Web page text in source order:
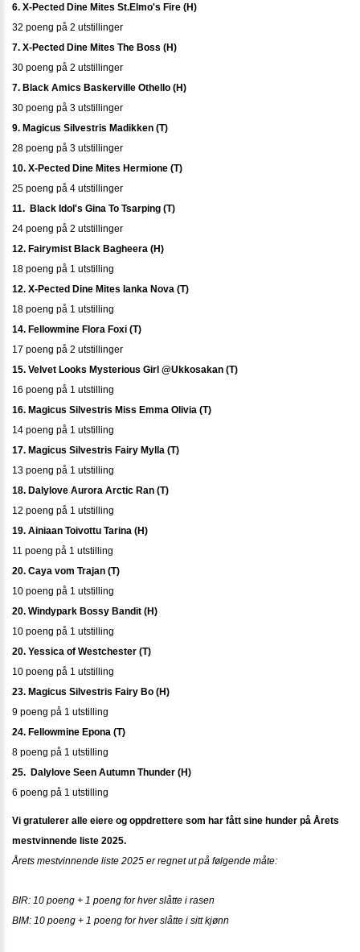
6. X-Pected Dine Mites St.Elmo's Fire (H)
32 poeng på 2 utstillinger
7. X-Pected Dine Mites The Boss (H)
30 poeng på 2 utstillinger
7. Black Amics Baskerville Othello (H)
30 poeng på 3 utstillinger
9. Magicus Silvestris Madikken (T)
28 poeng på 3 utstillinger
10. X-Pected Dine Mites Hermione (T)
25 poeng på 4 utstillinger
11. Black Idol's Gina To Tsarping (T)
24 poeng på 2 utstillinger
12. Fairymist Black Bagheera (H)
18 poeng på 1 utstilling
12. X-Pected Dine Mites Ianka Nova (T)
18 poeng på 1 utstilling
14. Fellowmine Flora Foxi (T)
17 poeng på 2 utstillinger
15. Velvet Looks Mysterious Girl @Ukkosakan (T)
16 poeng på 1 utstilling
16. Magicus Silvestris Miss Emma Olivia (T)
14 poeng på 1 utstilling
17. Magicus Silvestris Fairy Mylla (T)
13 poeng på 1 utstilling
18. Dalylove Aurora Arctic Ran (T)
12 poeng på 1 utstilling
19. Ainiaan Toivottu Tarina (H)
11 poeng på 1 utstilling
20. Caya vom Trajan (T)
10 poeng på 1 utstilling
20. Windypark Bossy Bandit (H)
10 poeng på 1 utstilling
20. Yessica of Westchester (T)
10 poeng på 1 utstilling
23. Magicus Silvestris Fairy Bo (H)
9 poeng på 1 utstilling
24. Fellowmine Epona (T)
8 poeng på 1 utstilling
25. Dalylove Seen Autumn Thunder (H)
6 poeng på 1 utstilling
Vi gratulerer alle eiere og oppdrettere som har fått sine hunder på Årets
mestvinnende liste 2025.
Årets mestvinnende liste 2025 er regnet ut på følgende måte:
BIR: 10 poeng + 1 poeng for hver slåtte i rasen
BIM: 10 poeng + 1 poeng for hver slåtte i sitt kjønn